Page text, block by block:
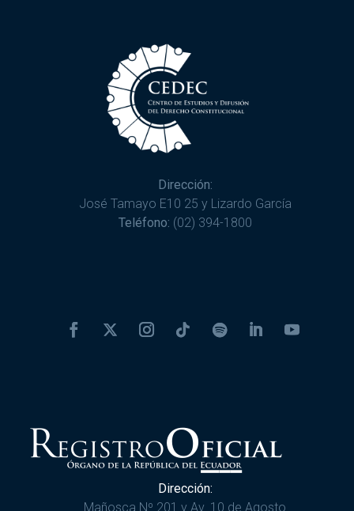
Dirección:
José Tamayo E10 25 y Lizardo García
Teléfono: (02) 394-1800
Dirección:
Mañosca Nº 201 y Av. 10 de Agosto